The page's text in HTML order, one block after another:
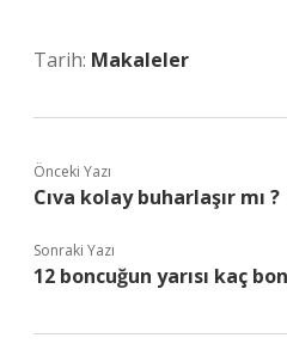
Tarih: Makaleler
Önceki Yazı
Cıva kolay buharlaşır mı ?
Sonraki Yazı
12 boncuğun yarısı kaç